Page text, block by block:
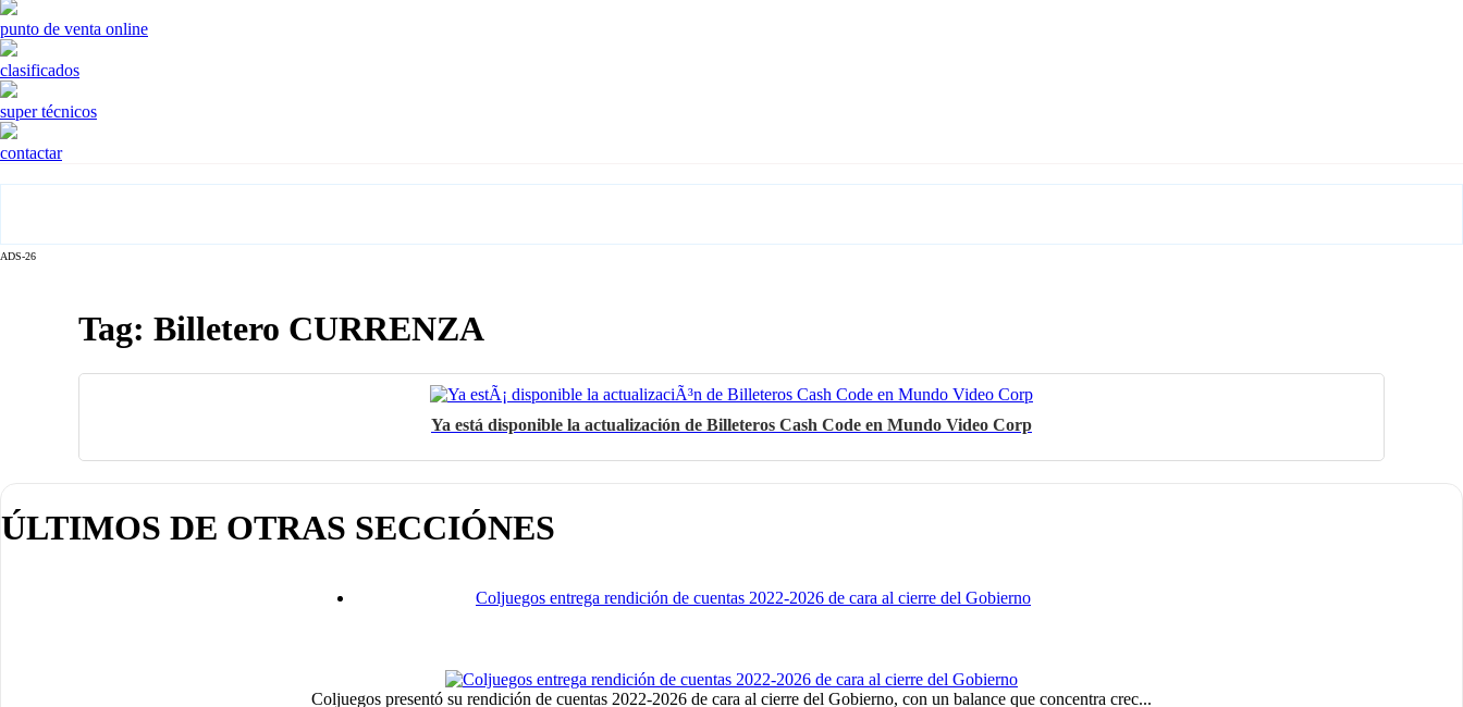
punto de venta online
clasificados
super técnicos
contactar
ADS-26
Tag: Billetero CURRENZA
Ya está disponible la actualización de Billeteros Cash Code en Mundo Video Corp
ÚLTIMOS DE OTRAS SECCIÓNES
Coljuegos entrega rendición de cuentas 2022-2026 de cara al cierre del Gobierno
Coljuegos presentó su rendición de cuentas 2022-2026 de cara al cierre del Gobierno, con un balance que concentra crec...